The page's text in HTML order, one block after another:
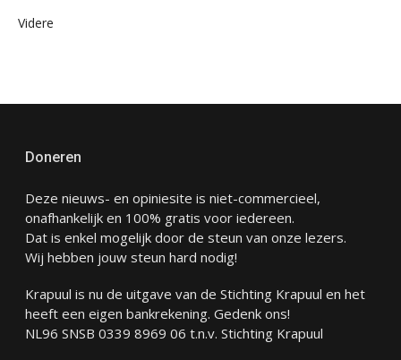
Videre
Doneren
Deze nieuws- en opiniesite is niet-commercieel,
onafhankelijk en 100% gratis voor iedereen.
Dat is enkel mogelijk door de steun van onze lezers.
Wij hebben jouw steun hard nodig!
Krapuul is nu de uitgave van de Stichting Krapuul en het
heeft een eigen bankrekening. Gedenk ons!
NL96 SNSB 0339 8969 06 t.n.v. Stichting Krapuul